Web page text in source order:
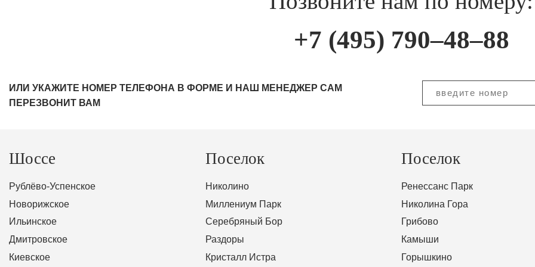
+7 (495) 790–48–88
ИЛИ УКАЖИТЕ НОМЕР ТЕЛЕФОНА В ФОРМЕ И НАШ МЕНЕДЖЕР САМ
ПЕРЕЗВОНИТ ВАМ
Шоссе
Рублёво-Успенское
Новорижское
Ильинское
Дмитровское
Киевское
Поселок
Николино
Миллениум Парк
Серебряный Бор
Раздоры
Кристалл Истра
Поселок
Ренессанс Парк
Николина Гора
Грибово
Камыши
Горышкино